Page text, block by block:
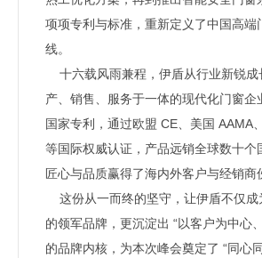
项项专利与标准，重新定义了中国高端
线。
十六载风雨兼程，伊盾从行业新锐成
产、销售、服务于一体的现代化门窗企
国家专利，通过欧盟 CE、美国 AAMA
等国际权威认证，产品远销全球数十个
匠心与品质赢得了海内外客户与经销商
这份从一而终的坚守，让伊盾不仅成
的领军品牌，更沉淀出 “以客户为中心
的品牌内核，为本次峰会奠定了 “同心